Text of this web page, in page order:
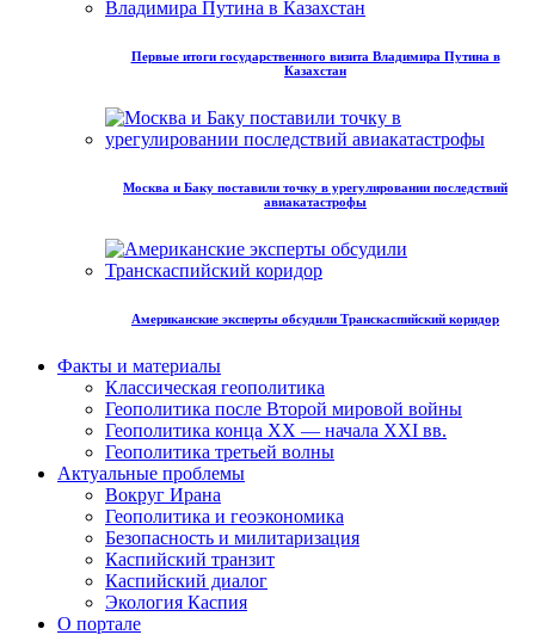
Первые итоги государственного визита Владимира Путина в
Казахстан
Москва и Баку поставили точку в урегулировании последствий
авиакатастрофы
Американские эксперты обсудили Транскаспийский коридор
Факты и материалы
Классическая геополитика
Геополитика после Второй мировой войны
Геополитика конца XX — начала XXI вв.
Геополитика третьей волны
Актуальные проблемы
Вокруг Ирана
Геополитика и геоэкономика
Безопасность и милитаризация
Каспийский транзит
Каспийский диалог
Экология Каспия
О портале